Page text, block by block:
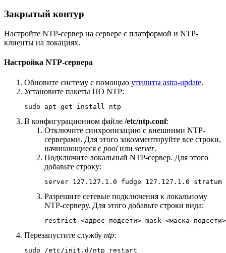
Закрытый контур
Настройте NTP-сервер на сервере с платформой и NTP-
клиенты на локациях.
Настройка NTP-сервера
Обновите систему с помощью утилиты astra-update.
Установите пакеты ПО NTP:
sudo apt-get install ntp
В конфигурационном файле /etc/ntp.conf:
Отключите синхронизацию с внешними NTP-
серверами. Для этого закомментируйте все строки,
начинающиеся с pool или server.
Подключите локальный NTP-сервер. Для этого
добавьте строку:
server 127.127.1.0 fudge 127.127.1.0 stratum
Разрешите сетевые подключения к локальному
NTP-серверу. Для этого добавьте строки вида:
restrict <адрес_подсети> mask
Перезапустите службу ntp:
sudo /etc/init.d/ntp restart